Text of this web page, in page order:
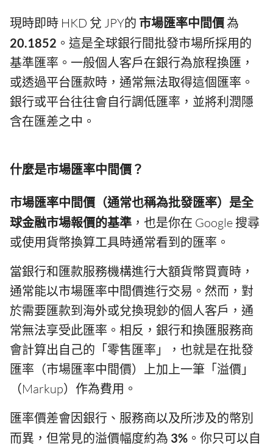
現時即時 HKD 兌 JPY的 市場匯率中間價為
20.1852 。這是全球銀行間批發市場所採用的
基準匯率。一般個人客戶在銀行為旅程換匯，
或透過平台匯款時，通常無法取得這個匯率。
銀行或平台往往會自行調低匯率，並將利潤隱
含在匯差之中。
什麼是市場匯率中間價？
市場匯率中間價（通常也稱為批發匯率）是全
球金融市場報價的基準 ，也是你在 Google 搜尋
或使用貨幣換算工具時通常看到的匯率。
當銀行和匯款服務機構進行大額貨幣買賣時，
通常能以市場匯率中間價進行交易。然而，對
於需要匯款到海外或兌換現鈔的個人客戶，通
常無法享受此匯率。相反，銀行和換匯服務商
會計算出自己的「零售匯率」，也就是在批發
匯率（市場匯率中間價）上加上一筆「溢價」
（Markup）作為費用。
匯率價差會因銀行、服務商以及所涉及的幣別
而異，但常見的溢價幅度約為 3% 。你只可以自